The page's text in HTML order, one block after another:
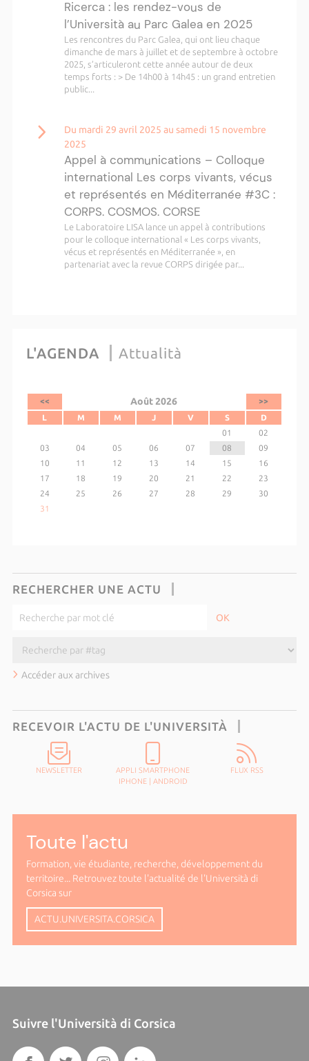
Ricerca : les rendez-vous de
l’Università au Parc Galea en 2025
Les rencontres du Parc Galea, qui ont lieu chaque
dimanche de mars à juillet et de septembre à octobre
2025, s’articuleront cette année autour de deux
temps forts : > De 14h00 à 14h45 : un grand entretien
public...
Du mardi 29 avril 2025 au samedi 15 novembre
2025
Appel à communications – Colloque
international Les corps vivants, vécus
et représentés en Méditerranée #3C :
CORPS. COSMOS. CORSE
Le Laboratoire LISA lance un appel à contributions
pour le colloque international « Les corps vivants,
vécus et représentés en Méditerranée », en
partenariat avec la revue CORPS dirigée par...
L'AGENDA Attualità
<< Août 2026
>>
L
M M J V S
D
01
02
03
04 05 06 07 08
09
10
11 12 13 14 15
16
17
18 19 20 21 22
23
24
25 26 27 28 29
30
31
RECHERCHER UNE ACTU
Accéder aux archives
RECEVOIR L'ACTU DE L'UNIVERSITÀ
NEWSLETTER
APPLI SMARTPHONE
IPHONE| ANDROID
FLUX RSS
Toute l'actu
Formation, vie étudiante, recherche, développement du
territoire... Retrouvez toute l'actualité de l'Università di
Corsica sur
ACTU.UNIVERSITA.CORSICA
Suivre l'Università di Corsica